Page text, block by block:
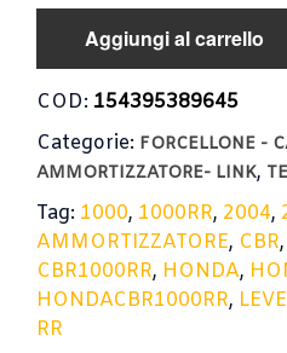
Aggiungi al carrello
COD: 154395389645
Categorie: FORCELLONE -
AMMORTIZZATORE- LINK,
Tag: 1000, 1000RR, 2004,
AMMORTIZZATORE, CBR,
CBR1000RR, HONDA,
HONDACBR1000RR,
RR